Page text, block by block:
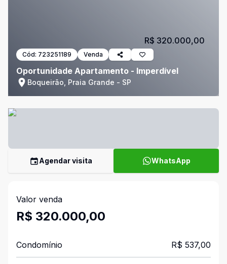
Cód: 723251189 Venda
Oportunidade Apartamento - Imperdível
Boqueirão, Praia Grande - SP
R$ 320.000,00
Agendar visita WhatsApp
Valor venda
R$ 320.000,00
Condomínio R$ 537,00